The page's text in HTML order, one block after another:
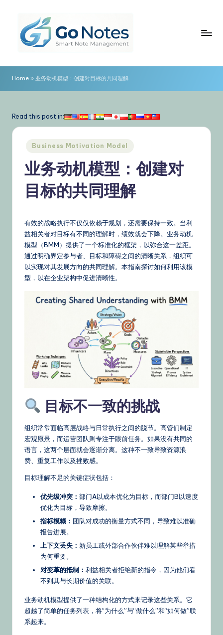
content
o
N
t
简
体
文
–
A
e,
Ti
p
&
d
Home » 业务动机模型：创建对目标的共同理解
Read this post in:
Posted
Business Motivation Model
业务动机模型：创建对
目标的共同理解
有效的战略执行不仅仅依赖于规划，还需要保持一致。当利
益相关者对目标有不同的理解时，绩效就会下降。业务动机
模型（BMM）提供了一个标准化的框架，以弥合这一差距。
通过明确界定参与者、目标和障碍之间的清晰关系，组织可
以实现对其发展方向的共同理解。本指南探讨如何利用该模
型，以在企业架构中促进清晰性。
目标不一致的挑战
组织常常面临高层战略与日常执行之间的脱节。高管们制定
宏观愿景，而运营团队则专注于眼前任务。如果没有共同的
语言，这两个层面就会逐渐分离。这种不一致导致资源浪
费、重复工作以及挫败感。
目标理解不足的关键症状包括：
优先级冲突： 部门A以成本优化为目标，而部门B以速度
优化为目标，导致摩擦。
指标模糊： 团队对成功的衡量方式不同，导致难以准确
报告进展。
上下文丢失： 新员工或外部合作伙伴难以理解某些举措
为何重要。
对变革的抵制： 利益相关者拒绝新的指令，因为他们看
不到其与长期价值的关联。
业务动机模型提供了一种结构化的方式来记录这些关系。它
超越了简单的任务列表，将“为什么”与“做什么”和“如何做”联
系起来。